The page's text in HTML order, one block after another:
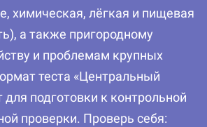
химическая, лёгкая и пищевая
а также пригородному
и проблемам крупных
теста «Центральный
для подготовки к контрольной
проверки. Проверь себя: